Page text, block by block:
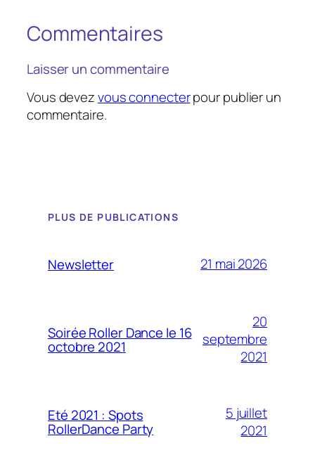
Commentaires
Laisser un commentaire
Vous devezvous connecterpour publier un
commentaire.
PLUS DE PUBLICATIONS
Newsletter 21 mai 2026
Soirée Roller Dance le 16
octobre 2021
20
septembre
2021
Eté 2021 : Spots
RollerDance Party
5 juillet
2021